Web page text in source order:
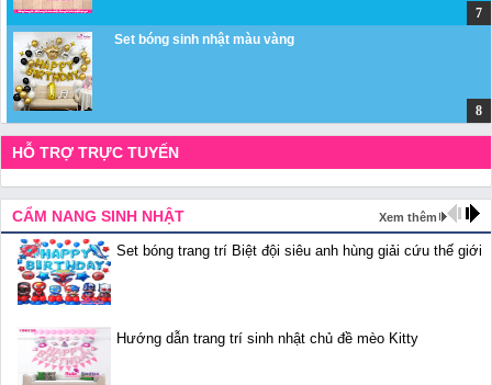
Set bóng sinh nhật màu vàng
HỖ TRỢ TRỰC TUYẾN
CẨM NANG SINH NHẬT Xem thêm
Set bóng trang trí Biệt đội siêu anh hùng giải cứu thế giới
Hướng dẫn trang trí sinh nhật chủ đề mèo Kitty